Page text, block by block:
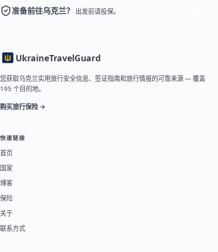
准备前往乌克兰？ 出发前请投保。
UkraineTravelGuard
您获取乌克兰实用旅行安全信息、签证指南和旅行情报的可靠来源 — 覆盖
195 个目的地。
购买旅行保险 →
快速链接
首页
国家
博客
保险
关于
联系方式